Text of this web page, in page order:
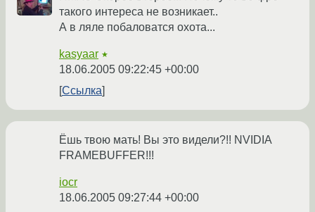
такого интереса не возникает..
А в ляле побаловатся охота...
kasyaar ★
18.06.2005 09:22:45 +00:00
Ссылка
Ёшь твою мать! Вы это видели?!! NVIDIA
FRAMEBUFFER!!!
iocr
18.06.2005 09:27:44 +00:00